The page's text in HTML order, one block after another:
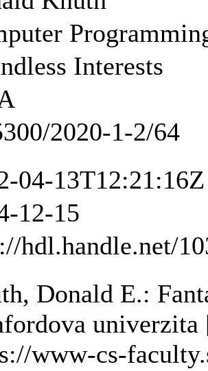
Interests
2020-1-2/64
04-13T12:21:16Z
12-15
hdl.handle.net/
Donald E.:
www-cs-